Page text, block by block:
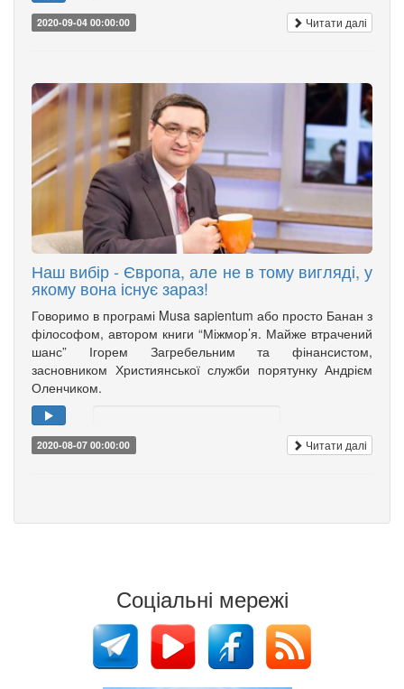
2020-09-04 00:00:00 Читати далі
Наш вибір - Європа, але не в тому вигляді, у
якому вона існує зараз!
Говоримо в програмі Musa sapientum або просто Банан з
філософом, автором книги “Міжмор’я. Майже втрачений
шанс” Ігорем Загребельним та фінансистом,
засновником Християнської служби порятунку Андрієм
Оленчиком.
2020-08-07 00:00:00 Читати далі
Соціальні мережі